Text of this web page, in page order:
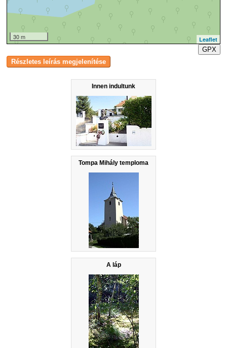
Innen indultunk
Tompa Mihály temploma
A láp
30 m
Leaflet
GPX